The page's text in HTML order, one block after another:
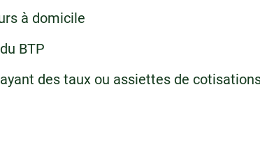
à domicile
BTP
des taux ou assiettes de